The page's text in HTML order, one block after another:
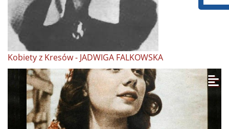
Kobiety z Kresów - JADWIGA FALKOWSKA